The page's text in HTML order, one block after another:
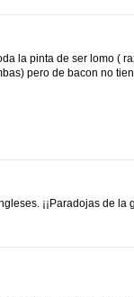
la pinta de ser lomo (
pero de bacon no
¡¡Paradojas de la